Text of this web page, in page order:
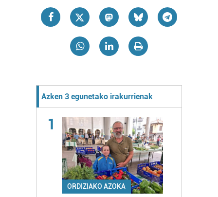
Azken 3 egunetako irakurrienak
1
ORDIZIAKO AZOKA